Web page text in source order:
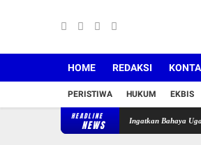
HOME REDAKSI
PERISTIWA HUKUM EKBIS
HEADLINE
NEWS
Tegur Pengendara Motor, Ingatkan Bahaya Ugal-ugalan